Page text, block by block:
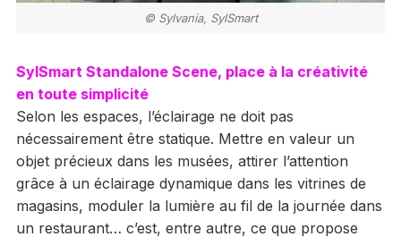
© Sylvania, SylSmart
SylSmart Standalone Scene, place à la créativité
en toute simplicité
Selon les espaces, l’éclairage ne doit pas
nécessairement être statique. Mettre en valeur un
objet précieux dans les musées, attirer l’attention
grâce à un éclairage dynamique dans les vitrines de
magasins, moduler la lumière au fil de la journée dans
un restaurant… c’est, entre autre, ce que propose